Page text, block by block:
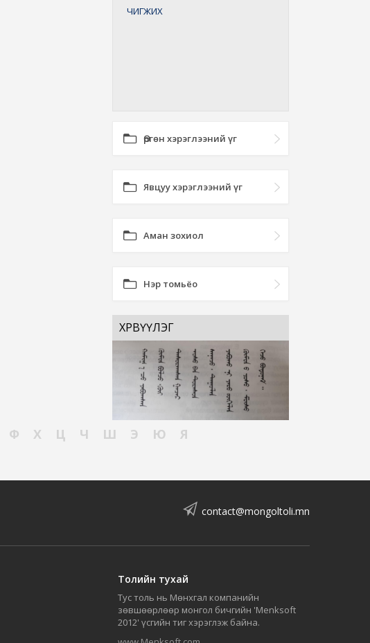
ЧИГЖИХ
Өргөн хэрэглээний үг
Явцуу хэрэглээний үг
Аман зохиол
Нэр томьёо
ХӨРВҮҮЛЭГ
Ф Х Ц Ч Ш Э Ю Я
contact@mongoltoli.mn
Толийн тухай
Тус толь нь Мөнхгал компанийн
зөвшөөрлөөр монгол бичгийн 'Menksoft
2012' үсгийн тиг хэрэглэж байна.